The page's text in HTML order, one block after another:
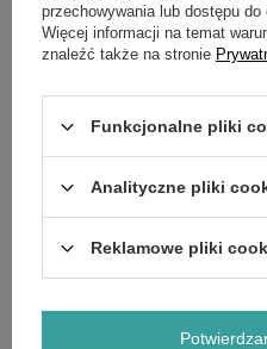
SZCZEGÓŁOWE DANE
Symbol 020448
(0)
OSTATNIO
przechowywania lub dostępu do
Więcej informacji na temat
znaleźć także na stronie
Funkcjonalne pliki
Analityczne pliki
Reklamowe pliki